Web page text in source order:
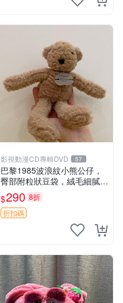
影視動漫CD專輯DVD 57
巴黎1985波浪紋小熊公仔，
臀部附粒狀豆袋，絨毛細膩臉
部可愛，中古嚴選推薦 小熊
公仔 豆袋
$290 8折
折扣碼